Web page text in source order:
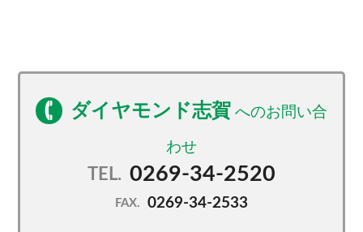
ダイヤモンド志賀
TEL. 0269-34-2520
FAX. 0269-34-2533